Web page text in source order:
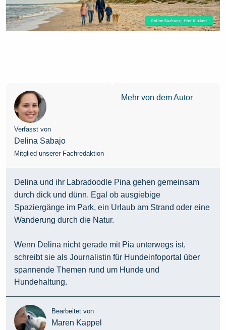
Verfasst von
Delina Sabajo
Mitglied unserer Fachredaktion
Mehr von dem Autor
Delina und ihr Labradoodle Pina gehen gemeinsam
durch dick und dünn. Egal ob ausgiebige
Spaziergänge im Park, ein Urlaub am Strand oder eine
Wanderung durch die Natur.
Wenn Delina nicht gerade mit Pia unterwegs ist,
schreibt sie als Journalistin für Hundeinfoportal über
spannende Themen rund um Hunde und
Hundehaltung.
Bearbeitet von
Maren Kappel